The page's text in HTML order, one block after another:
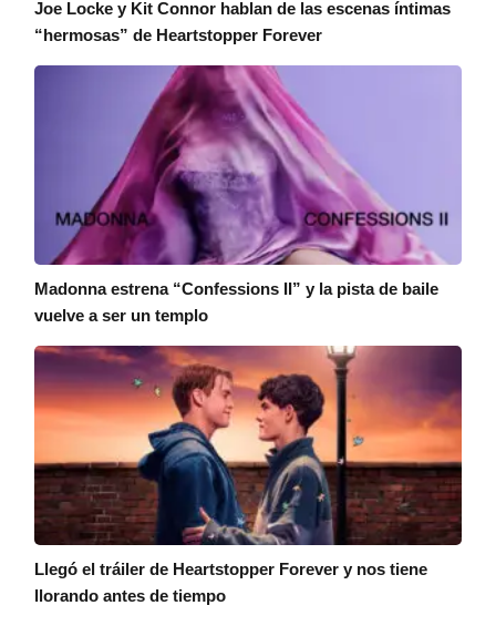
Joe Locke y Kit Connor hablan de las escenas íntimas
“hermosas” de Heartstopper Forever
Madonna estrena “Confessions II” y la pista de baile
vuelve a ser un templo
Llegó el tráiler de Heartstopper Forever y nos tiene
llorando antes de tiempo